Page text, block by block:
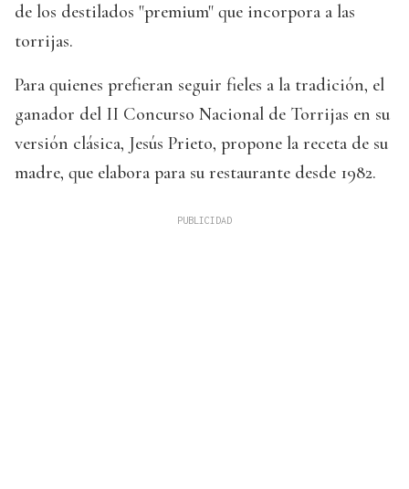
de los destilados "premium" que incorpora a las
torrijas.
Para quienes prefieran seguir fieles a la tradición, el
ganador del II Concurso Nacional de Torrijas en su
versión clásica, Jesús Prieto, propone la receta de su
madre, que elabora para su restaurante desde 1982.